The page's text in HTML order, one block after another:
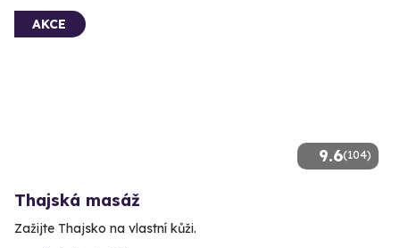
9.6(104)
AKCE
Thajská masáž
Zažijte Thajsko na vlastní kůži.